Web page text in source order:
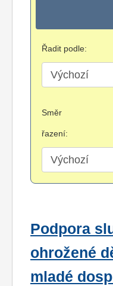
Řadit podle:
Směr
řazení:
Podpora
ohrožené
mladé